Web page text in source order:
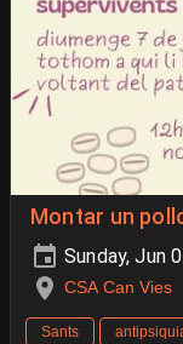
Montar un
Sunday, Jun
CSA Can Vies
Sants